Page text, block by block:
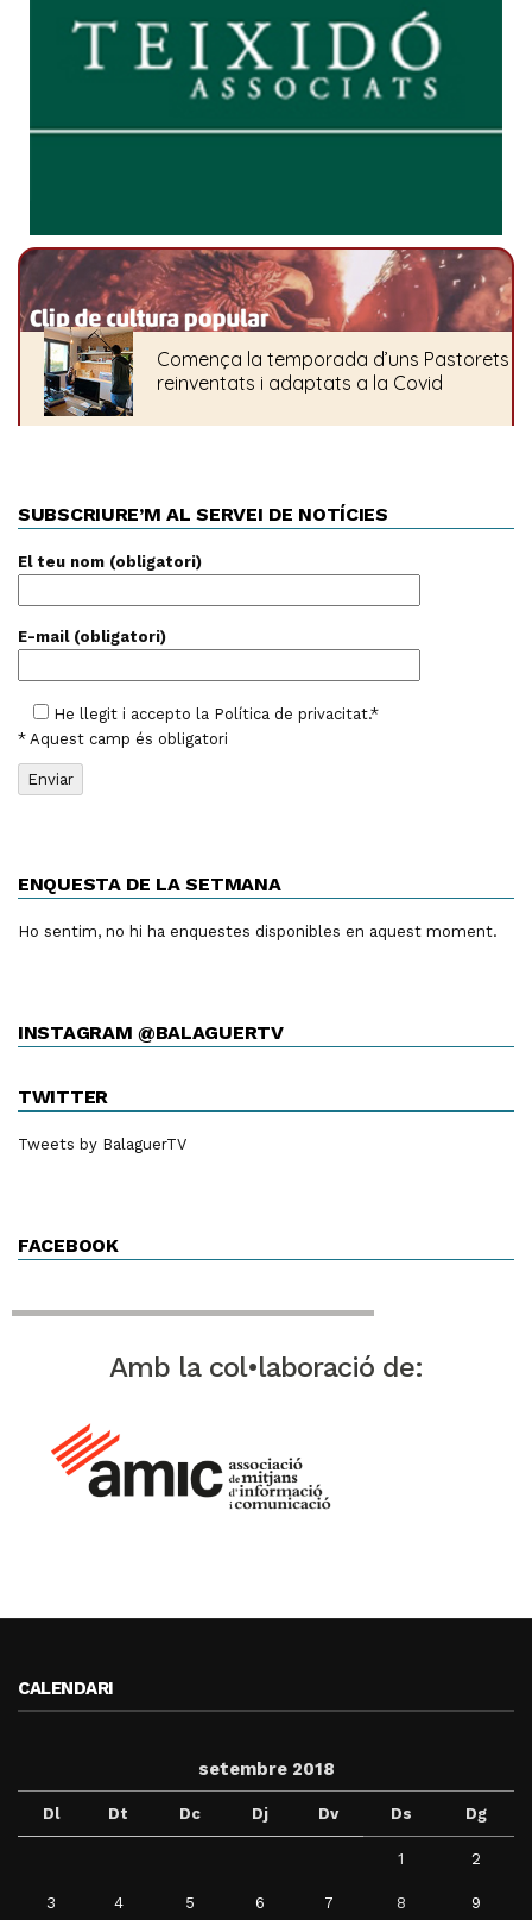
SUBSCRIURE’M AL SERVEI DE NOTÍCIES
El teu nom (obligatori)
E-mail (obligatori)
He llegit i accepto la Política de privacitat.*
* Aquest camp és obligatori
ENQUESTA DE LA SETMANA
Ho sentim, no hi ha enquestes disponibles en aquest moment.
INSTAGRAM @BALAGUERTV
TWITTER
Tweets by BalaguerTV
FACEBOOK
Amb la col•laboració de:
CALENDARI
setembre 2018
Dl Dt Dc Dj Dv Ds Dg
1 2
3 4 5 6 7 8 9